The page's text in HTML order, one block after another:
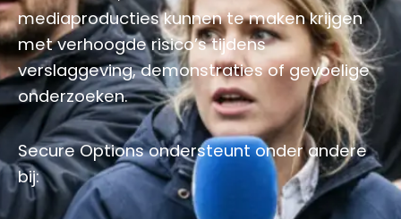
mediaproducties kunnen te maken krijgen
met verhoogde risico’s tijdens
verslaggeving, demonstraties of gevoelige
onderzoeken.
Secure Options ondersteunt onder andere
bij: